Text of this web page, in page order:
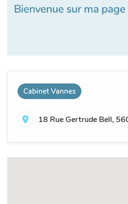
Cabinet Vannes
18 Rue Gertrude Bell,